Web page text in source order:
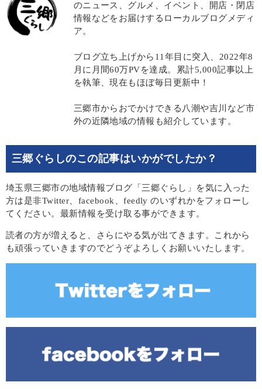
のニュース、グルメ、イベント、開店・閉店
情報などをお届けするローカルブログメディ
ア。
ブログ立ち上げから11年目に突入、2022年8
月に月間60万PVを達成。累計5,000記事以上
を執筆、現在もほぼ毎日更新中！
三郷市からおでかけできる八潮や吉川など市
外の近隣地域の情報も紹介しています。
三郷ぐらしのこの記事はいかがでしたか？
埼玉県三郷市の地域情報ブログ「三郷ぐらし」を気に入った
方は是非Twitter、facebook、feedly のいずれかをフォローし
てください。最新情報を受け取る事ができます。
読者の方が増えると、さらにやる気が出てきます。これから
も頑張っていきますのでどうぞよろしくお願いいたします。